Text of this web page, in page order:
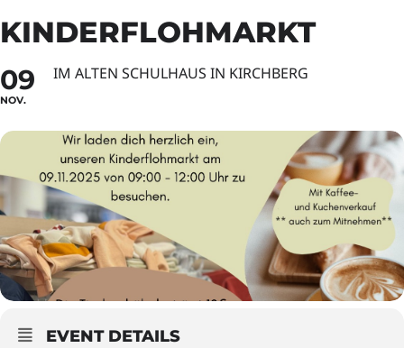
KINDERFLOHMARKT
09
NOV.
IM ALTEN SCHULHAUS IN KIRCHBERG
EVENT DETAILS